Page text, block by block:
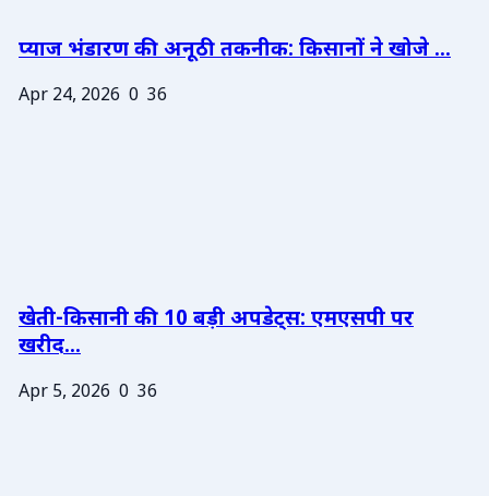
प्याज भंडारण की अनूठी तकनीक: किसानों ने खोजे ...
Apr 24, 2026 0 36
खेती-किसानी की 10 बड़ी अपडेट्स: एमएसपी पर
खरीद...
Apr 5, 2026 0 36